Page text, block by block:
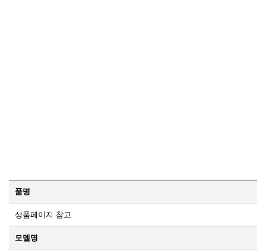
품명
상품페이지 참고
모델명